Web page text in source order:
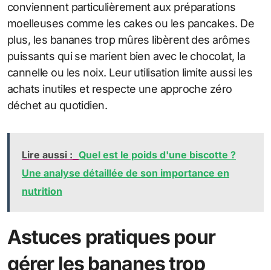
conviennent particulièrement aux préparations
moelleuses comme les cakes ou les pancakes. De
plus, les bananes trop mûres libèrent des arômes
puissants qui se marient bien avec le chocolat, la
cannelle ou les noix. Leur utilisation limite aussi les
achats inutiles et respecte une approche zéro
déchet au quotidien.
Lire aussi : Quel est le poids d'une biscotte ?
Une analyse détaillée de son importance en
nutrition
Astuces pratiques pour
gérer les bananes trop